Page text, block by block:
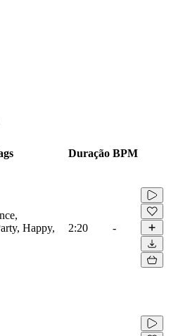
Duração BPM
Happy,
2:20 -